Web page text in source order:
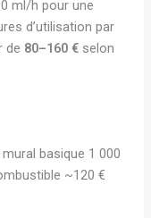
ml/h pour une
d’utilisation par
de 80–160 €selon
basique 1 000
~120 €